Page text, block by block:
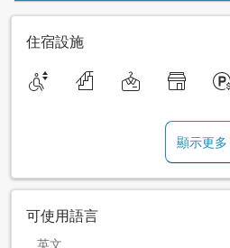
住宿設施
顯示更多
可使用語言
英文